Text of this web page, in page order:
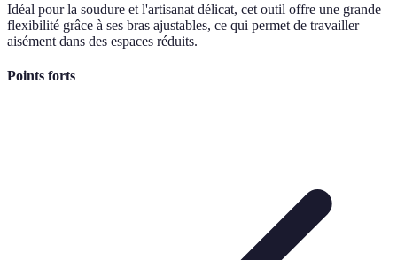
Idéal pour la soudure et l'artisanat délicat, cet outil offre une grande
flexibilité grâce à ses bras ajustables, ce qui permet de travailler
aisément dans des espaces réduits.
Points forts